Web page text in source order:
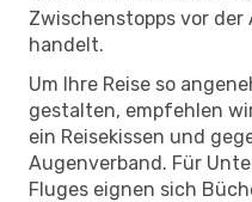
Zwischenstopps vor
handelt.
Um Ihre Reise so
gestalten, empfehlen
ein Reisekissen und
Augenverband. Für
Fluges eignen sich